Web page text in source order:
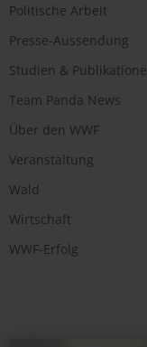
Politische Arbeit
Presse-Aussendung
Studien &
Team Panda News
Über den WWF
Veranstaltung
Wald
Wirtschaft
WWF-Erfolg